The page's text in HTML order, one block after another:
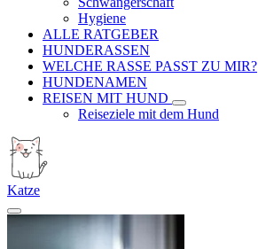
Hygiene
ALLE RATGEBER
HUNDERASSEN
WELCHE RASSE PASST ZU MIR?
HUNDENAMEN
REISEN MIT HUND
Reiseziele mit dem Hund
Katze